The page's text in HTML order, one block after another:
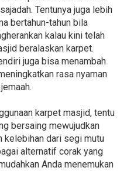
Tentunya juga lebih
bertahun-tahun bila
kalau kini telah
beralaskan karpet.
juga bisa menambah
rasa nyaman
karpet masjid, tentu
bersaing mewujudkan
kelebihan dari segi mutu
alternatif corak yang
Anda menemukan